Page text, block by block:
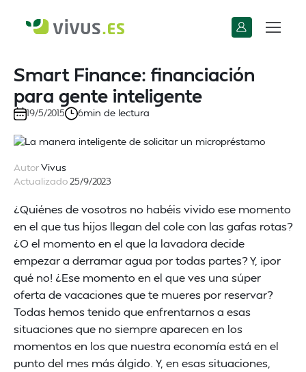
Smart Finance: financiación
para gente inteligente
19/5/2015 6min de lectura
AutorVivus
Actualizado25/9/2023
¿Quiénes de vosotros no habéis vivido ese momento
en el que tus hijos llegan del cole con las gafas rotas?
¿O el momento en el que la lavadora decide
empezar a derramar agua por todas partes? Y, ¡por
qué no! ¿Ese momento en el que ves una súper
oferta de vacaciones que te mueres por reservar?
Todas hemos tenido que enfrentarnos a esas
situaciones que no siempre aparecen en los
momentos en los que nuestra economía está en el
punto del mes más álgido. Y, en esas situaciones,